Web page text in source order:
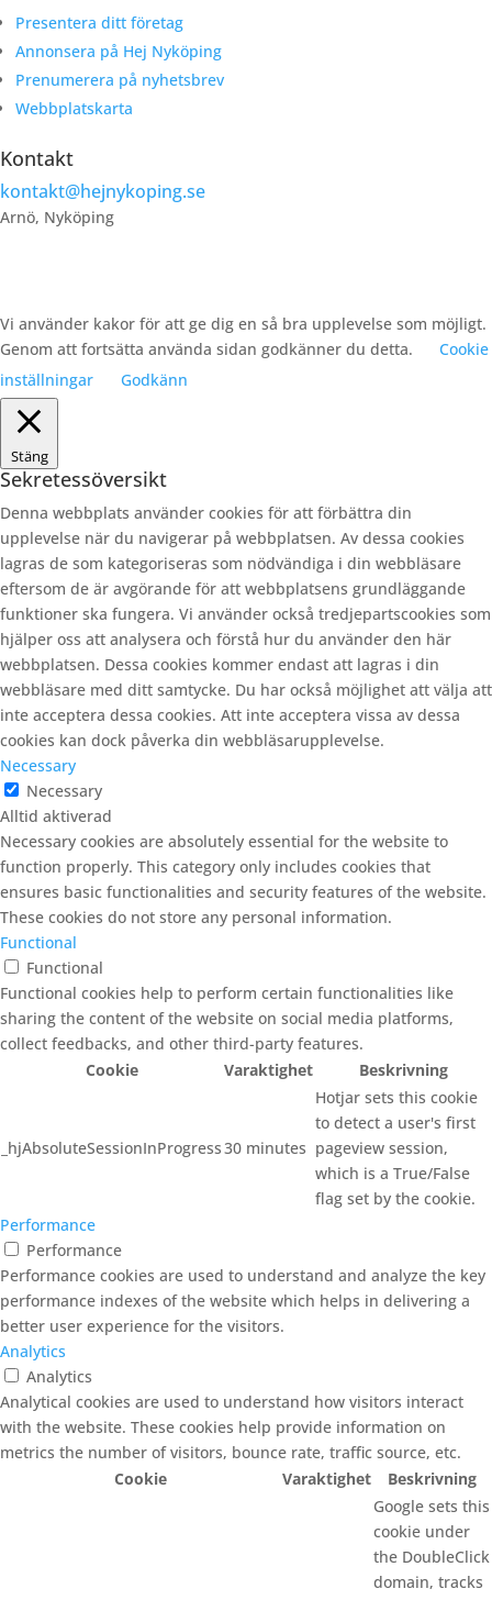
Presentera ditt företag
Annonsera på Hej Nyköping
Prenumerera på nyhetsbrev
Webbplatskarta
Kontakt
kontakt@hejnykoping.se
Arnö, Nyköping
Vi använder kakor för att ge dig en så bra upplevelse som möjligt.
Genom att fortsätta använda sidan godkänner du detta.
Cookie
inställningar
Godkänn
Stäng
Sekretessöversikt
Denna webbplats använder cookies för att förbättra din
upplevelse när du navigerar på webbplatsen. Av dessa cookies
lagras de som kategoriseras som nödvändiga i din webbläsare
eftersom de är avgörande för att webbplatsens grundläggande
funktioner ska fungera. Vi använder också tredjepartscookies som
hjälper oss att analysera och förstå hur du använder den här
webbplatsen. Dessa cookies kommer endast att lagras i din
webbläsare med ditt samtycke. Du har också möjlighet att välja att
inte acceptera dessa cookies. Att inte acceptera vissa av dessa
cookies kan dock påverka din webbläsarupplevelse.
Necessary
Necessary
Alltid aktiverad
Necessary cookies are absolutely essential for the website to
function properly. This category only includes cookies that
ensures basic functionalities and security features of the website.
These cookies do not store any personal information.
Functional
Functional
Functional cookies help to perform certain functionalities like
sharing the content of the website on social media platforms,
collect feedbacks, and other third-party features.
Cookie
Varaktighet Beskrivning
_hjAbsoluteSessionInProgress30 minutes
Hotjar sets this cookie
to detect a user's first
pageview session,
which is a True/False
flag set by the cookie.
Performance
Performance
Performance cookies are used to understand and analyze the key
performance indexes of the website which helps in delivering a
better user experience for the visitors.
Analytics
Analytics
Analytical cookies are used to understand how visitors interact
with the website. These cookies help provide information on
metrics the number of visitors, bounce rate, traffic source, etc.
Cookie
Varaktighet Beskrivning
Google sets this
cookie under
the DoubleClick
domain, tracks